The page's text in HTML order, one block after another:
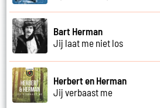
Bart Herman
Jij laat me niet los
Herbert en Herman
Jij verbaast me